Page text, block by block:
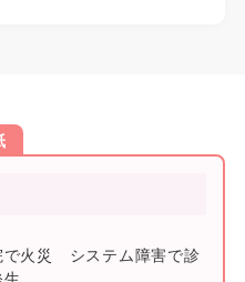
で火災 システム障害で診